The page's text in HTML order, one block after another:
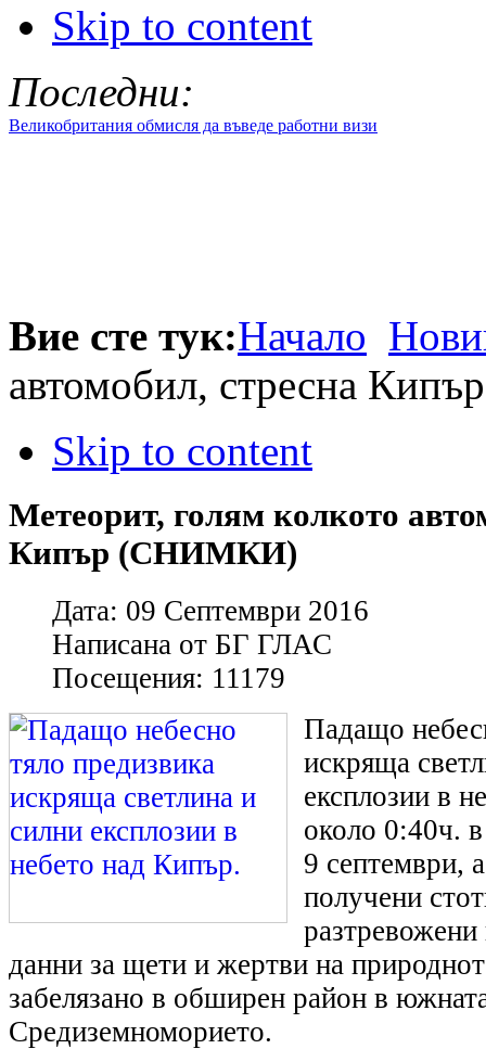
Skip to content
Последни:
Великобритания обмисля да въведе работни визи
Вие сте тук:Начало
автомобил, стресна
Skip to content
Метеорит, голям колкото
Кипър (СНИМКИ)
Дата: 09 Септември 2016
Написана от БГ ГЛАС
Посещения: 11179
Падащо
искряща
експлозии в
около 0:40ч.
9 септември,
получени
данни за щети и жертви на
забелязано в обширен район в
Средиземноморието.